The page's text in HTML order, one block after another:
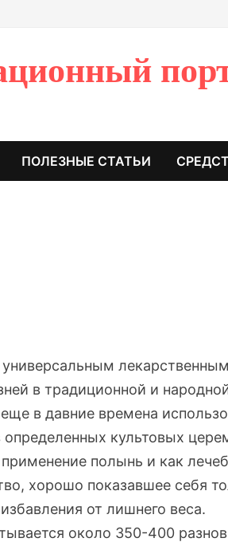
ПОЛЕЗНЫЕ СТАТЬИ
в традиционной и
в давние времена
культовых
полынь и как
хорошо показавшее себя
от лишнего веса.
около 350-400